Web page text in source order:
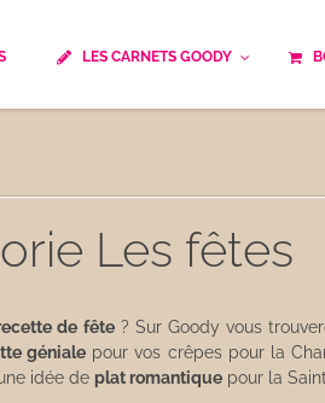
traditionnelle
rapide
Repas
Robots
Healthy
LES CARNETS GOODY
Spécialité culinaire
Les astuces Goody
Les fêtes
de fête? Sur Goody vous
géniale pour vos crêpes pour la
idée de plat romantique pour la